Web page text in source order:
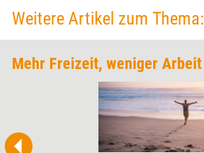
Weitere Artikel zum Thema:
Mehr Freizeit, weniger Arbeit